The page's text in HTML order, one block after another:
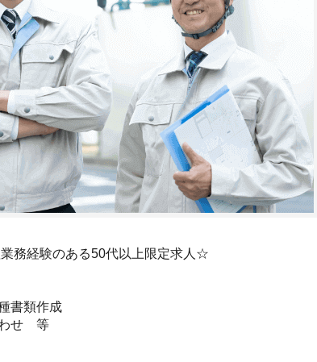
務経験のある50代以上限定求人☆
書類作成
わせ 等